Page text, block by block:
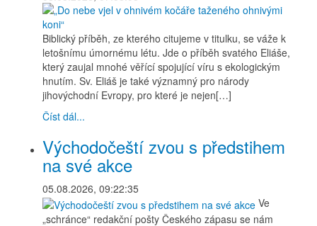
Biblický příběh, ze kterého citujeme v titulku, se váže k
letošnímu úmornému létu. Jde o příběh svatého Eliáše,
který zaujal mnohé věřící spojující víru s ekologickým
hnutím. Sv. Eliáš je také významný pro národy
jihovýchodní Evropy, pro které je nejen[…]
Číst dál...
Východočeští zvou s předstihem
na své akce
05.08.2026, 09:22:35
Ve
„schránce“ redakční pošty Českého zápasu se nám